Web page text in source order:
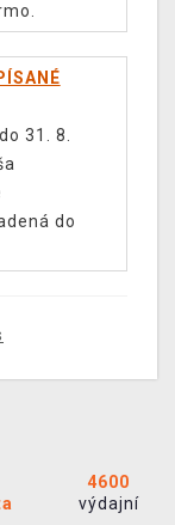
31. 8.
do
4600
výdajní